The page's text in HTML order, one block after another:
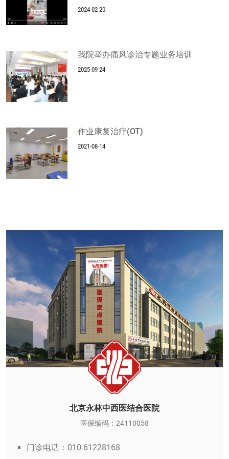
2024-02-20
我院举办痛风诊治专题业务培训
2025-09-24
作业康复治疗(OT)
2021-08-14
北京永林中西医结合医院
医保编码：24110058
门诊电话：010-61228168